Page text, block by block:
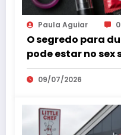
Paula Aguiar 0
O segredo para
pode estar no sex
especialistas em
09/07/2026